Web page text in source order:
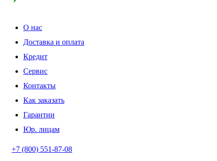
О нас
Доставка и оплата
Кредит
Сервис
Контакты
Как заказать
Гарантии
Юр. лицам
+7 (800) 551-87-08